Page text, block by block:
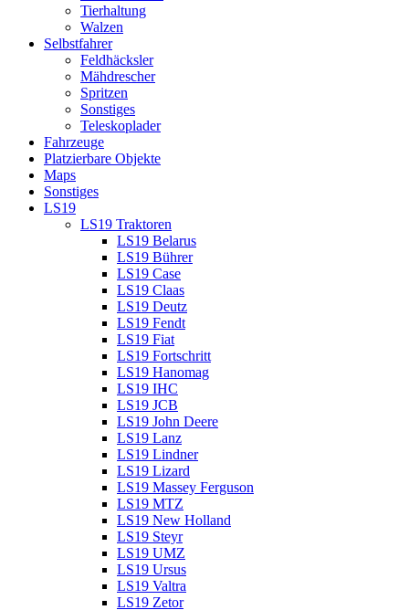
Tierhaltung
Walzen
Selbstfahrer
Feldhäcksler
Mähdrescher
Spritzen
Sonstiges
Teleskoplader
Fahrzeuge
Platzierbare Objekte
Maps
Sonstiges
LS19
LS19 Traktoren
LS19 Belarus
LS19 Bührer
LS19 Case
LS19 Claas
LS19 Deutz
LS19 Fendt
LS19 Fiat
LS19 Fortschritt
LS19 Hanomag
LS19 IHC
LS19 JCB
LS19 John Deere
LS19 Lanz
LS19 Lindner
LS19 Lizard
LS19 Massey Ferguson
LS19 MTZ
LS19 New Holland
LS19 Steyr
LS19 UMZ
LS19 Ursus
LS19 Valtra
LS19 Zetor